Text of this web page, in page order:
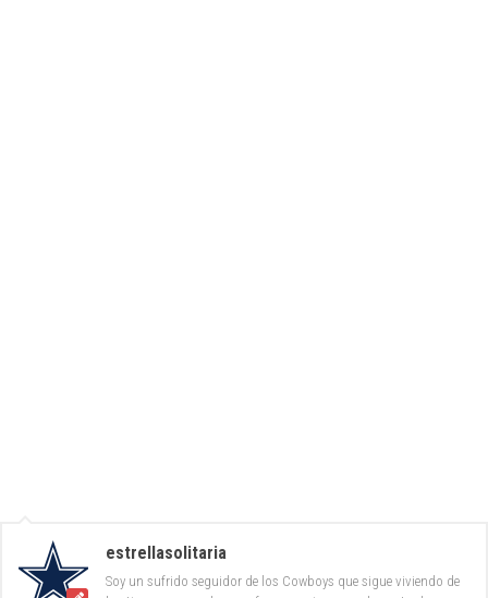
estrellasolitaria
Soy un sufrido seguidor de los Cowboys que sigue viviendo de